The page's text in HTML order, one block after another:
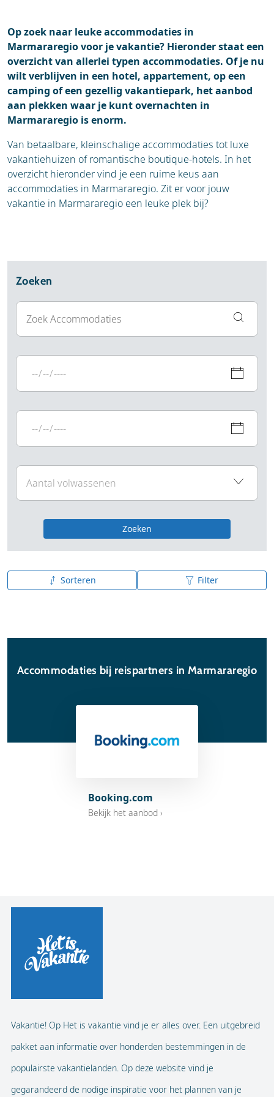
Op zoek naar leuke accommodaties in
Marmararegio voor je vakantie? Hieronder staat een
overzicht van allerlei typen accommodaties. Of je nu
wilt verblijven in een hotel, appartement, op een
camping of een gezellig vakantiepark, het aanbod
aan plekken waar je kunt overnachten in
Marmararegio is enorm.
Van betaalbare, kleinschalige accommodaties tot luxe
vakantiehuizen of romantische boutique-hotels. In het
overzicht hieronder vind je een ruime keus aan
accommodaties in Marmararegio. Zit er voor jouw
vakantie in Marmararegio een leuke plek bij?
Zoeken
Zoeken
Sorteren Filter
A tot Z
Accommodaties bij reispartners in Marmararegio
Booking.com
Bekijk het aanbod ›
Vakantie! Op Het is vakantie vind je er alles over. Een uitgebreid
pakket aan informatie over honderden bestemmingen in de
populairste vakantielanden. Op deze website vind je
gegarandeerd de nodige inspiratie voor het plannen van je